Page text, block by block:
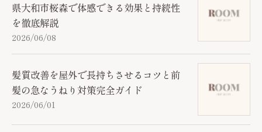
県大和市桜森で体感できる効果と持続性
を徹底解説
2026/06/08
髪質改善を屋外で長持ちさせるコツと前
髪の急なうねり対策完全ガイド
2026/06/01